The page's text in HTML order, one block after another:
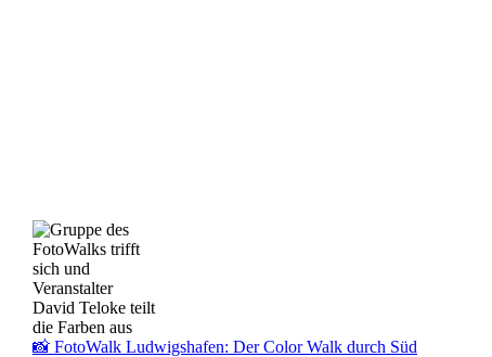
📸 FotoWalk Ludwigshafen: Der Color Walk durch Süd